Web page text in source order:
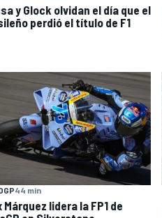
y Glock olvidan el día que el
perdió el título de F1
44 min
Márquez lidera la FP1 de